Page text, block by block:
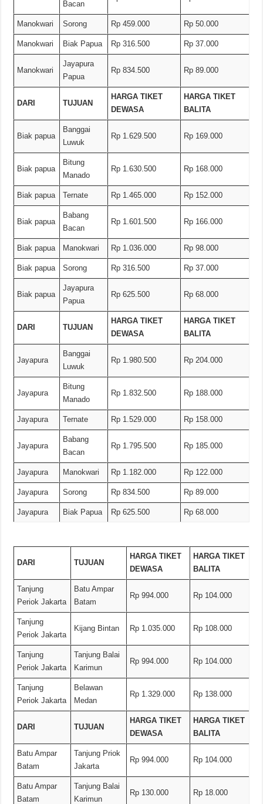
Bacan
Manokwari Sorong Rp 459.000 Rp 50.000
Manokwari Biak Papua Rp 316.500 Rp 37.000
Manokwari
Jayapura
Papua
Rp 834.500 Rp 89.000
DARI TUJUAN
HARGA TIKET
DEWASA
HARGA TIKET
BALITA
Biak papua
Banggai
Luwuk
Rp 1.629.500 Rp 169.000
Biak papua
Bitung
Manado
Rp 1.630.500 Rp 168.000
Biak papua Ternate Rp 1.465.000 Rp 152.000
Biak papua
Babang
Bacan
Rp 1.601.500 Rp 166.000
Biak papua Manokwari Rp 1.036.000 Rp 98.000
Biak papua Sorong Rp 316.500 Rp 37.000
Biak papua
Jayapura
Papua
Rp 625.500 Rp 68.000
DARI TUJUAN
HARGA TIKET
DEWASA
HARGA TIKET
BALITA
Jayapura
Banggai
Luwuk
Rp 1.980.500 Rp 204.000
Jayapura
Bitung
Manado
Rp 1.832.500 Rp 188.000
Jayapura Ternate Rp 1.529.000 Rp 158.000
Jayapura
Babang
Bacan
Rp 1.795.500 Rp 185.000
Jayapura Manokwari Rp 1.182.000 Rp 122.000
Jayapura Sorong Rp 834.500 Rp 89.000
Jayapura Biak Papua Rp 625.500 Rp 68.000
DARI TUJUAN
HARGA TIKET
DEWASA
HARGA TIKET
BALITA
Tanjung
Periok Jakarta
Batu Ampar
Batam
Rp 994.000 Rp 104.000
Tanjung
Periok Jakarta
Kijang Bintan Rp 1.035.000 Rp 108.000
Tanjung
Periok Jakarta
Tanjung Balai
Karimun
Rp 994.000 Rp 104.000
Tanjung
Periok Jakarta
Belawan
Medan
Rp 1.329.000 Rp 138.000
DARI TUJUAN
HARGA TIKET
DEWASA
HARGA TIKET
BALITA
Batu Ampar
Batam
Tanjung Priok
Jakarta
Rp 994.000 Rp 104.000
Batu Ampar
Batam
Tanjung Balai
Karimun
Rp 130.000 Rp 18.000